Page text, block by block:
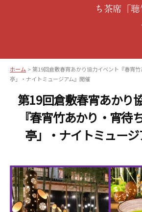
–
k
m
u
s
e
ち茶席「
ホーム >第19回倉敷春宵あかり協力イベント『春宵
亭」・ナイトミュージアム』開催
第19回倉敷春宵あかり
『春宵竹あかり・宵待
亭」・ナイトミュー